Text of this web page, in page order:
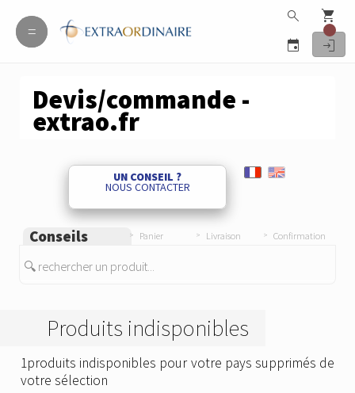
search
shopping_cart
event
login
=
=
Devis/commande -
extrao.fr
UN CONSEIL ?
NOUS CONTACTER
Conseils Panier Livraison Confirmation
🔍 rechercher un produit...
Produits indisponibles
1produits indisponibles pour votre pays supprimés de
votre sélection